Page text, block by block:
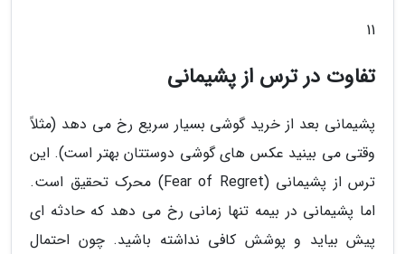
11
تفاوت در ترس از پشیمانی
پشیمانی بعد از خرید گوشی بسیار سریع رخ می دهد (مثلاً
وقتی می بینید عکس های گوشی دوستتان بهتر است). این
ترس از پشیمانی (Fear of Regret) محرک تحقیق است.
اما پشیمانی در بیمه تنها زمانی رخ می دهد که حادثه ای
پیش بیاید و پوشش کافی نداشته باشید. چون احتمال